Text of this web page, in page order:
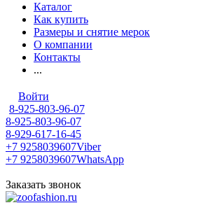
Каталог
Как купить
Размеры и снятие мерок
О компании
Контакты
...
Войти
8-925-803-96-07
8-925-803-96-07
8-929-617-16-45
+7 9258039607Viber
+7 9258039607WhatsApp
Заказать звонок